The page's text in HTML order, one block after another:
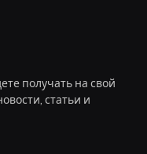
получать на свой
статьи и